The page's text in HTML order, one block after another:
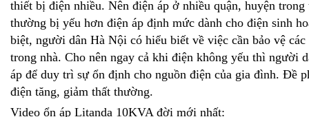
thiết bị điện nhiều. Nên điện áp ở nhiều quận, huyện trong
thường bị yếu hơn điện áp định mức dành cho điện sinh
biệt, người dân Hà Nội có hiểu biết về việc cần bảo vệ
trong nhà. Cho nên ngay cả khi điện không yếu thì người
áp để duy trì sự ổn định cho nguồn điện của gia đình. Đề
điện tăng, giảm thất thường.
Video ổn áp Litanda 10KVA đời mới nhất: